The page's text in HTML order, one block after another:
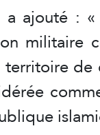
a ajouté :
militaire
de